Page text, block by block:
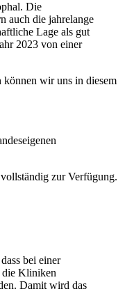
Die
auch die jahrelange
Lage als gut
2023 von einer
können wir uns in diesem
zur Verfügung.
bei einer
die Kliniken
Damit wird das